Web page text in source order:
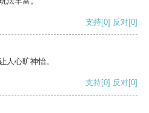
支持[0] 反对[0]
人心旷神怡。
支持[0] 反对[0]